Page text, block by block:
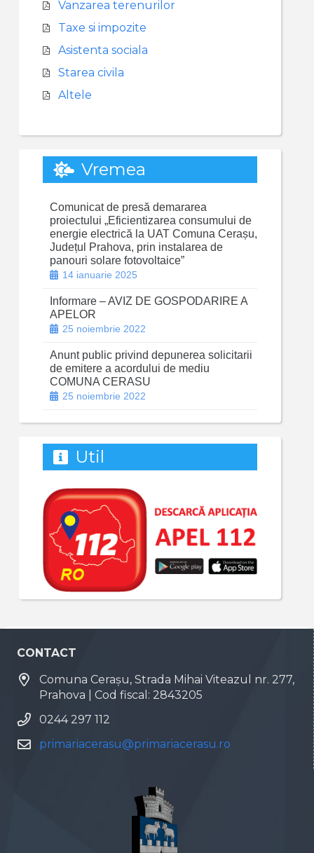
Vanzarea terenurilor
Taxe si impozite
Asistenta sociala
Starea civila
Altele
Vremea
Comunicat de presă demararea
proiectului „Eficientizarea consumului de
energie electrică la UAT Comuna Cerașu,
Județul Prahova, prin instalarea de
panouri solare fotovoltaice”
14 ianuarie 2025
Informare – AVIZ DE GOSPODARIRE A
APELOR
25 noiembrie 2022
Anunt public privind depunerea solicitarii
de emitere a acordului de mediu
COMUNA CERASU
25 noiembrie 2022
Util
CONTACT
Comuna Cerașu, Strada Mihai Viteazul nr. 277,
Prahova | Cod fiscal: 2843205
0244 297 112
primariacerasu@primariacerasu.ro